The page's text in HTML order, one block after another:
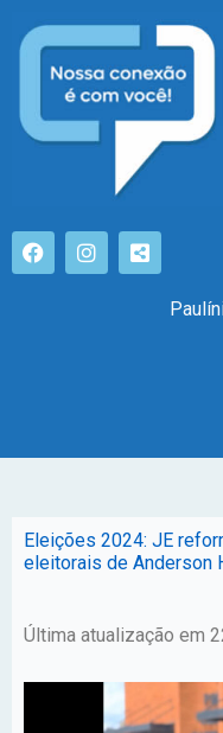
Eleições 2024: JE
eleitorais de Anderson
Última atualização em